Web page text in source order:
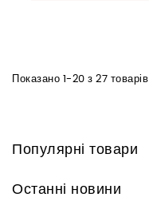
Показано 1-20 з 27 товарів
Популярні товари
Останні новини